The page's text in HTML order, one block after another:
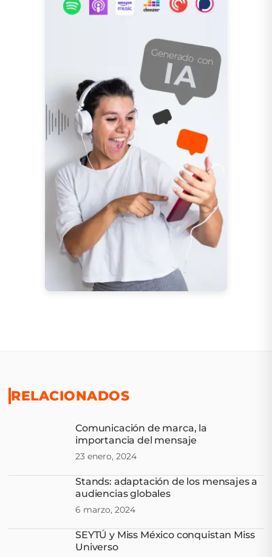
RELACIONADOS
Comunicación de marca, la
importancia del mensaje
23 enero, 2024
Stands: adaptación de los mensajes a
audiencias globales
6 marzo, 2024
SEYTÚ y Miss México conquistan Miss
Universo